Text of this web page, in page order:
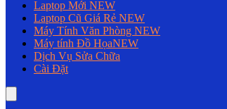
Laptop Mới NEW
Laptop Cũ Giá Rẻ NEW
Máy Tính Văn Phòng NEW
Máy tính Đồ HọaNEW
Dịch Vụ Sửa Chữa
Cài Đặt